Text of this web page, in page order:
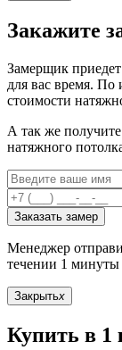
Закажите
Замерщик
для вас время. По
стоимости
А так же
натяжного
Заказать замер
Менеджер
течении 1 минуты
Закрытьx
Купить в 1